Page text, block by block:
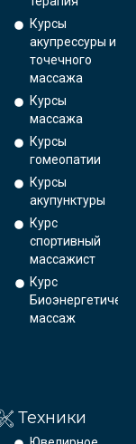
Курсы
акупрессуры и
точечного
массажа
Курсы
массажа
Курсы
гомеопатии
Курсы
акупунктуры
Курс
спортивный
массажист
Курс
массаж
Техники